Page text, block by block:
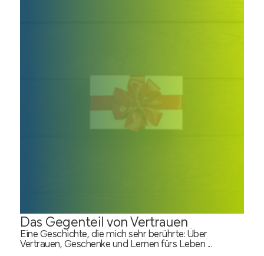
Das Gegenteil von Vertrauen
Eine Geschichte, die mich sehr berührte: Über
Vertrauen, Geschenke und Lernen fürs Leben ...